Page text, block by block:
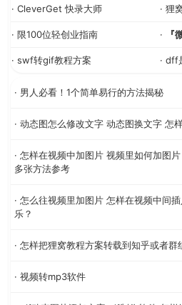
· CleverGet 快录大师 · 狸
· 限100位轻创业指南 · 『
· swf转gif教程方案 · dff
· 男人必看！1个简单易行的方法揭秘
· 动态图怎么修改文字 动态图换文字 怎
· 怎样在视频中加图片 视频里如何加图
多张方法参考
· 怎么往视频里加图片 怎样在视频中间
乐？
· 怎样把狸窝教程方案转载到知乎或者
· 视频转mp3软件